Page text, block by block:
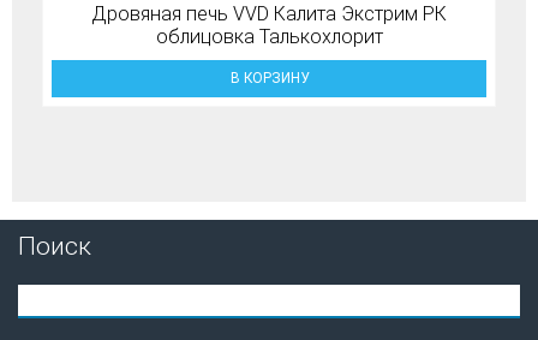
Дровяная печь VVD Калита Экстрим РК
облицовка Талькохлорит
В КОРЗИНУ
Поиск